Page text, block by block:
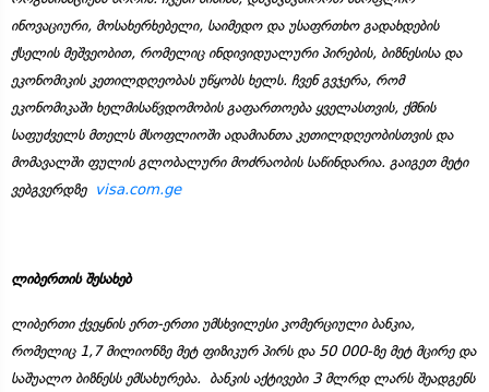
ინოვაციური, მოსახერხებელი, საიმედო და უსაფრთხო გადახდების
ქსელის მეშვეობით, რომელიც ინდივიდუალური პირების, ბიზნესისა და
ეკონომიკის კეთილდღეობას უწყობს ხელს. ჩვენ გვჯერა, რომ
ეკონომიკაში ხელმისაწვდომობის გაფართოება ყველასთვის, ქმნის
საფუძველს მთელს მსოფლიოში ადამიანთა კეთილდღეობისთვის და
მომავალში ფულის გლობალური მოძრაობის საწინდარია. გაიგეთ მეტი
ვებგვერდზე visa.com.ge
ლიბერთის შესახებ
ლიბერთი ქვეყნის ერთ-ერთი უმსხვილესი კომერციული ბანკია,
რომელიც 1,7 მილიონზე მეტ ფიზიკურ პირს და 50 000-ზე მეტ მცირე და
საშუალო ბიზნესს ემსახურება. ბანკის აქტივები 3 მლრდ ლარს შეადგენს